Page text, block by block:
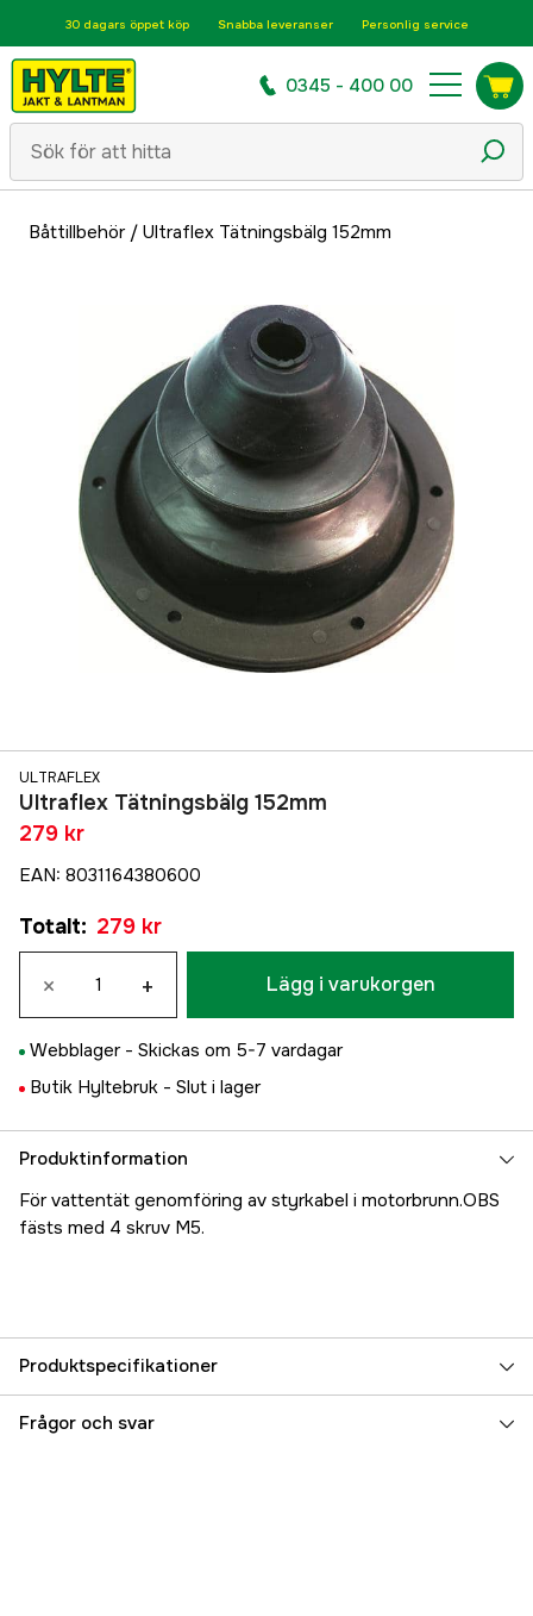
30 dagars öppet köp Snabba leveranser Personlig service
0345 - 400 00
Båttillbehör/ Ultraflex Tätningsbälg 152mm
ULTRAFLEX
Ultraflex Tätningsbälg 152mm
279 kr
EAN: 8031164380600
Totalt: 279 kr
× + Lägg i varukorgen
Webblager - Skickas om 5-7 vardagar
Butik Hyltebruk - Slut i lager
Produktinformation
För vattentät genomföring av styrkabel i motorbrunn.OBS
fästs med 4 skruv M5.
Produktspecifikationer
Referensnummer 5000025275
Frågor och svar